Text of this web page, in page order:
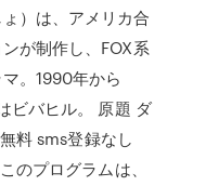
）は、アメリカ合
が制作し、FOX系
。1990年から
ビバヒル。 原題 ダ
料 sms登録なし
のプログラムは、